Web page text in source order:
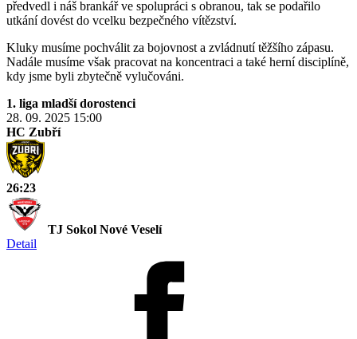
předvedl i náš brankář ve spolupráci s obranou, tak se podařilo
utkání dovést do vcelku bezpečného vítězství.
Kluky musíme pochválit za bojovnost a zvládnutí těžšího zápasu.
Nadále musíme však pracovat na koncentraci a také herní disciplíně,
kdy jsme byli zbytečně vylučováni.
1. liga mladší dorostenci
28. 09. 2025 15:00
HC Zubří
26:23
TJ Sokol Nové Veselí
Detail